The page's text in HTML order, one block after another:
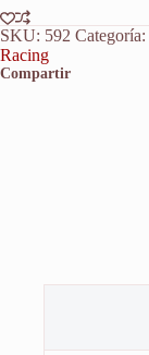
1987-
2020
cantidad
SKU: 592 Categoría:
Racing
Compartir